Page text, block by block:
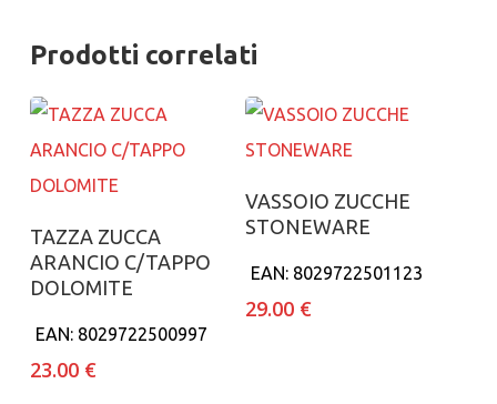
Prodotti correlati
Aggiungi al carrello
TAZZA ZUCCA
ARANCIO C/TAPPO
DOLOMITE
EAN: 8029722500997
23.00 €
Aggiungi al carrello
VASSOIO ZUCCHE
STONEWARE
EAN: 8029722501123
29.00 €